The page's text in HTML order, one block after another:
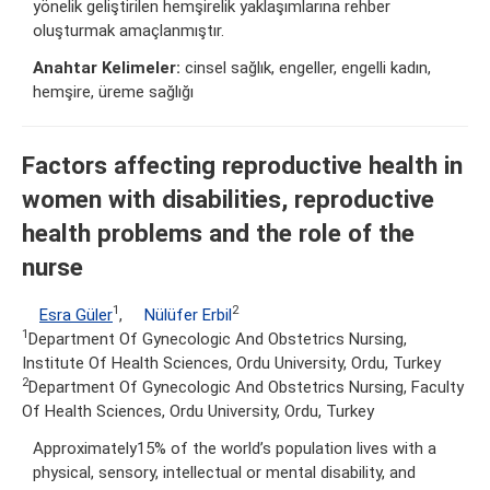
yönelik geliştirilen hemşirelik yaklaşımlarına rehber
oluşturmak amaçlanmıştır.
Anahtar Kelimeler: cinsel sağlık, engeller, engelli kadın,
hemşire, üreme sağlığı
Factors affecting reproductive health in
women with disabilities, reproductive
health problems and the role of the
nurse
Esra Güler1 , Nülüfer Erbil2
1 Department Of Gynecologic And Obstetrics Nursing,
Institute Of Health Sciences, Ordu University, Ordu, Turkey
2Department Of Gynecologic And Obstetrics Nursing, Faculty
Of Health Sciences, Ordu University, Ordu, Turkey
Approximately15% of the world’s population lives with a
physical, sensory, intellectual or mental disability, and